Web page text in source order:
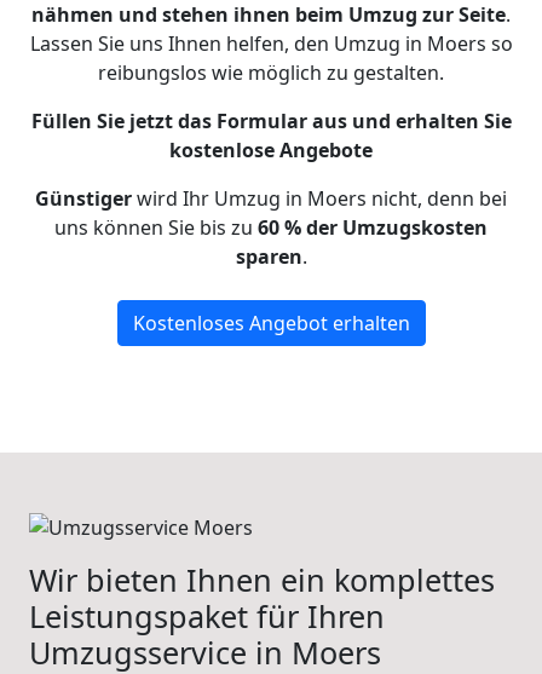
nähmen und stehen ihnen beim Umzug zur Seite.
Lassen Sie uns Ihnen helfen, den Umzug in Moers so
reibungslos wie möglich zu gestalten.
Füllen Sie jetzt das Formular aus und erhalten Sie
kostenlose Angebote
Günstigerwird Ihr Umzug in Moers nicht, denn bei
uns können Sie bis zu 60 % der Umzugskosten
sparen.
Kostenloses Angebot erhalten
Wir bieten Ihnen ein komplettes
Leistungspaket für Ihren
Umzugsservice in Moers